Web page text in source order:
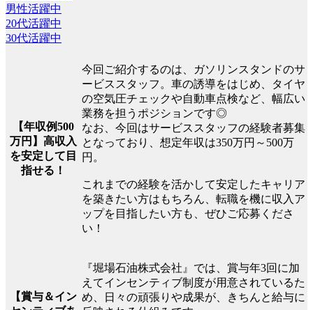
男性活躍中
20代活躍中
30代活躍中
【年収例500
万円】高収入
を安定して目
指せる！
今回ご紹介するのは、ガソリンスタンドのサ
ービススタッフ。車の誘導をはじめ、タイヤ
の空気圧チェックや自動車点検など、幅広い
業務を担うポジションです◎
なお、今回はサービススタッフの経験者募集
となっており、想定年収は350万円～500万
円。
これまでの経験を活かして安定したキャリア
を築きたい方はもちろん、転職を機に収入ア
ップを目指したい方も、ぜひご応募くださ
い！
【賞与＆イン
『堀場石油株式会社』では、賞与年3回に加
えてインセンティブ制度が用意されているた
め、日々の頑張りや成果が、きちんと給与に